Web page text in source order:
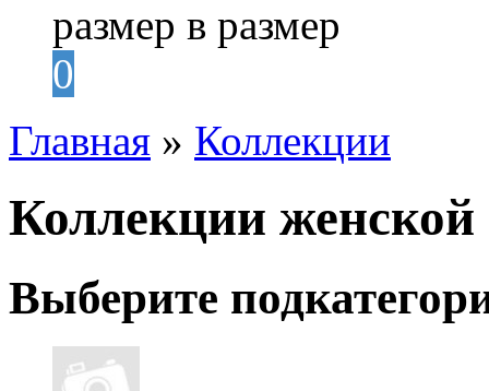
размер в размер
0
Главная » Коллекции
Коллекции
Выберите